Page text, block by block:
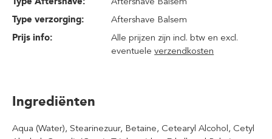
Type verzorging:
Aftershave Balsem
Prijs info:
Alle prijzen zijn incl. btw en excl.
eventueleverzendkosten
Ingrediënten
Aqua (Water), Stearinezuur, Betaine, Cetearyl Alcohol, Cetyl